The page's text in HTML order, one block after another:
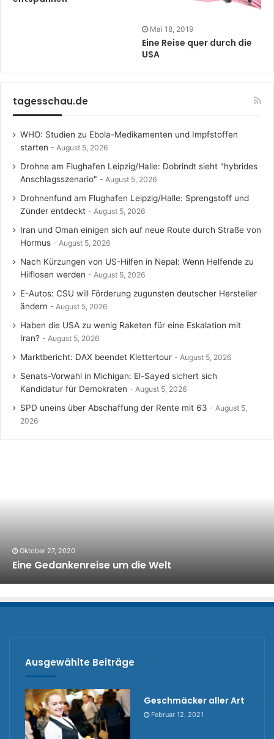
Mai 18, 2019
Eine Reise quer durch die
USA
tagesschau.de
WHO: Studien zu Ebola-Medikamenten und Impfstoffen
starten
August 5, 2026
Drohne am Flughafen Leipzig/Halle: Dobrindt sieht "hybrides
Anschlagsszenario"
August 5, 2026
Drohnenfund am Flughafen Leipzig/Halle: Sprengstoff und
Zünder entdeckt
August 5, 2026
Iran und Oman einigen sich auf neue Route durch Straße von
Hormus
August 5, 2026
Nach Kürzungen von US-Hilfen in Nepal: Wenn Helfende zu
Hilflosen werden
August 5, 2026
E-Autos: CSU will Förderung zugunsten deutscher Hersteller
ändern
August 5, 2026
Haben die USA zu wenig Raketen für eine Eskalation mit
Iran?
August 5, 2026
Marktbericht: DAX beendet Klettertour August 5, 2026
Senats-Vorwahl in Michigan: El-Sayed sichert sich
Kandidatur für Demokraten
August 5, 2026
SPD uneins über Abschaffung der Rente mit 63
August 5,
2026
Oktober 27, 2020
Eine Gedankenreise um die Welt
Ausgewählte Beiträge
Geschmäcker aller Art
Februar 12, 2021